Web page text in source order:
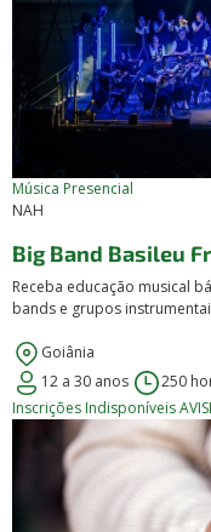
Música Presencial
NAH
Big Band Basileu
Receba educação musical
bands e grupos
Goiânia
12 a 30 anos
250
Inscrições Indisponíveis